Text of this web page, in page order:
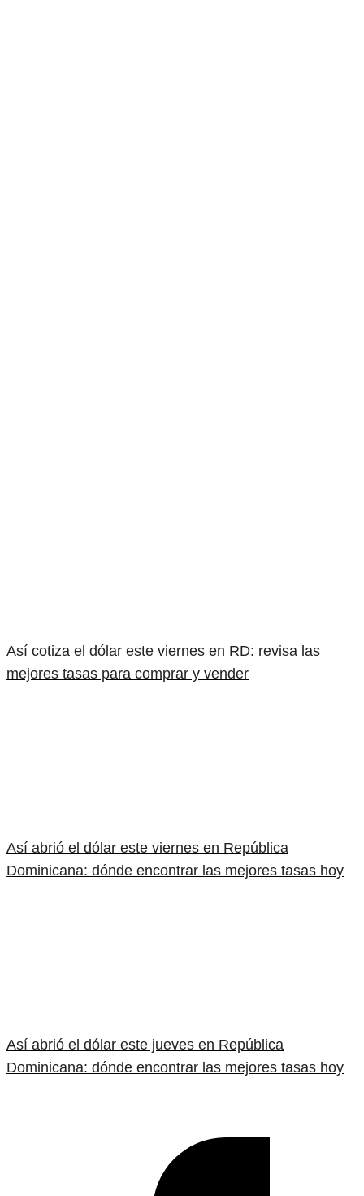
Así cotiza el dólar este viernes en RD: revisa las
mejores tasas para comprar y vender
Así abrió el dólar este viernes en República
Dominicana: dónde encontrar las mejores tasas hoy
Así abrió el dólar este jueves en República
Dominicana: dónde encontrar las mejores tasas hoy